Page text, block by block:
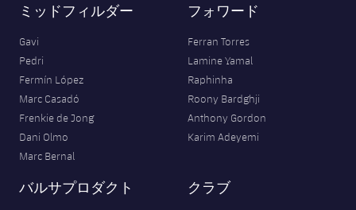
ミッドフィルダー
Gavi
Pedri
Fermín López
Marc Casadó
Frenkie de Jong
Dani Olmo
Marc Bernal
フォワード
Ferran Torres
Lamine Yamal
Raphinha
Roony Bardghji
Anthony Gordon
Karim Adeyemi
バルサプロダクト クラブ